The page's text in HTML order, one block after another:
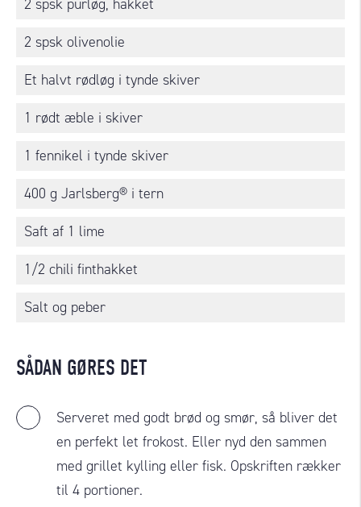
2 spsk olivenolie
Et halvt rødløg i tynde skiver
1 rødt æble i skiver
1 fennikel i tynde skiver
400 g Jarlsberg® i tern
Saft af 1 lime
1/2 chili finthakket
Salt og peber
SÅDAN GØRES DET
Serveret med godt brød og smør, så bliver det
en perfekt let frokost. Eller nyd den sammen
med grillet kylling eller fisk. Opskriften rækker
til 4 portioner.